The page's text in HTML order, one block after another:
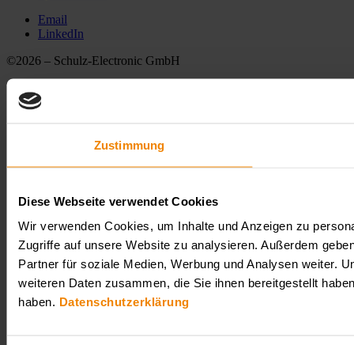
Zustimmung
Diese Webseite verwendet Cookies
Wir verwenden Cookies, um Inhalte und Anzeigen zu
Zugriffe auf unsere Website zu analysieren. Außerdem
Partner für soziale Medien, Werbung und Analysen weiter.
weiteren Daten zusammen, die Sie ihnen bereitgestellt
haben. Datenschutzerklärung
Email
LinkedIn
©2026 – Schulz-Electronic GmbH
Stopka redakcyjna